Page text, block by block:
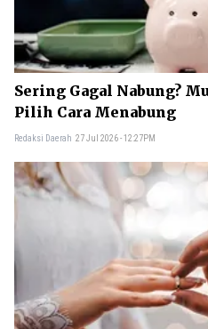
Sering Gagal Nabung?
Pilih Cara Menabung
Redaksi Daerah 27 Jul 2026 - 12:27PM